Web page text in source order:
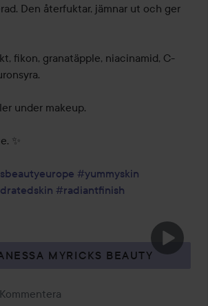
Den återfuktar, jämnar ut och ger
fikon, granatäpple, niacinamid, C-
under makeup.
✨
#yummyskin
#radiantfinish
MYRICKS BEAUTY
Kommentera